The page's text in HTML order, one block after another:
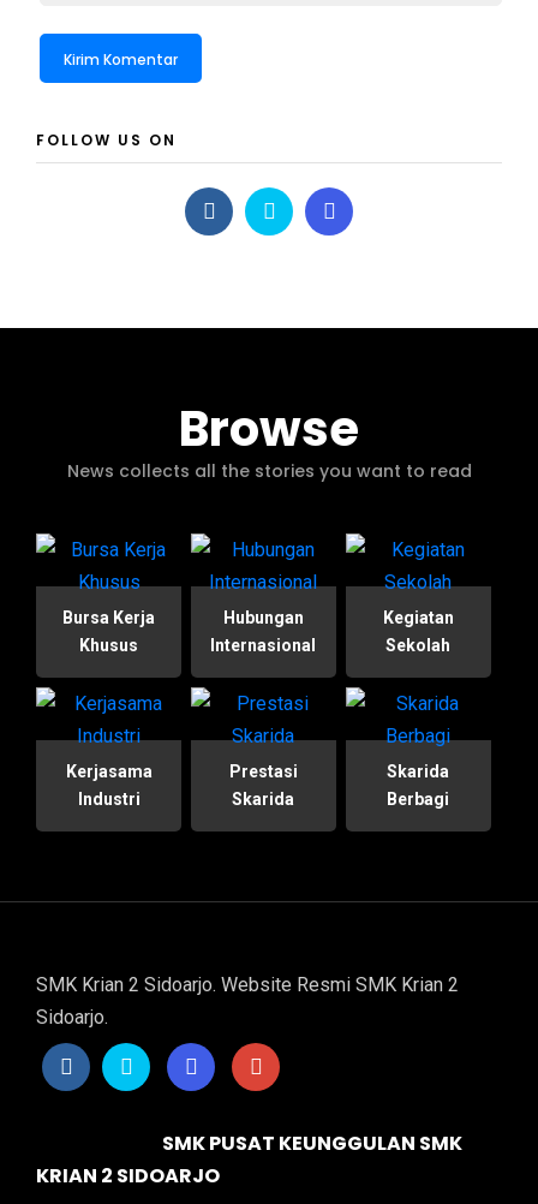
FOLLOW US ON
Browse
News collects all the stories you want to read
Bursa Kerja
Khusus
Hubungan
Internasional
Kegiatan
Sekolah
Kerjasama
Industri
Prestasi
Skarida
Skarida
Berbagi
SMK Krian 2 Sidoarjo. Website Resmi SMK Krian 2
Sidoarjo.
SMK PUSAT KEUNGGULAN SMK
KRIAN 2 SIDOARJO